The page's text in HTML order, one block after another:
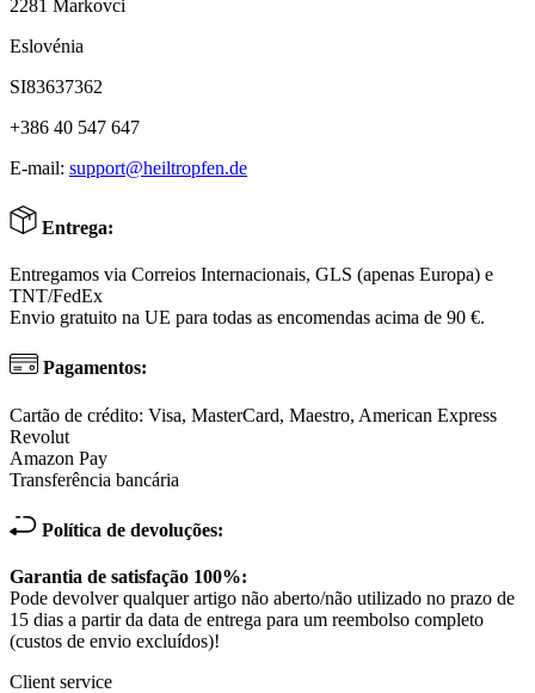
2281 Markovci
Eslovénia
SI83637362
+386 40 547 647
E-mail: support@heiltropfen.de
Entrega:
Entregamos via Correios Internacionais, GLS (apenas Europa) e
TNT/FedEx
Envio gratuito na UE para todas as encomendas acima de 90 €.
Pagamentos:
Cartão de crédito: Visa, MasterCard, Maestro, American Express
Revolut
Amazon Pay
Transferência bancária
Política de devoluções:
Garantia de satisfação 100%:
Pode devolver qualquer artigo não aberto/não utilizado no prazo de
15 dias a partir da data de entrega para um reembolso completo
(custos de envio excluídos)!
Client service